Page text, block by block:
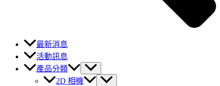
最新消息
活動訊息
產品分類
2D 相機